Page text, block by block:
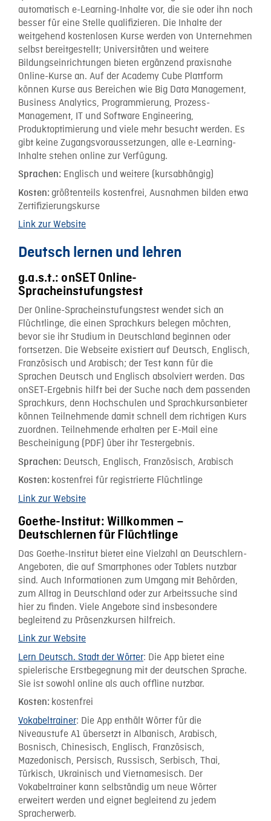
automatisch e-Learning-Inhalte vor, die sie oder ihn noch
besser für eine Stelle qualifizieren. Die Inhalte der
weitgehend kostenlosen Kurse werden von Unternehmen
selbst bereitgestellt; Universitäten und weitere
Bildungseinrichtungen bieten ergänzend praxisnahe
Online-Kurse an. Auf der Academy Cube Plattform
können Kurse aus Bereichen wie Big Data Management,
Business Analytics, Programmierung, Prozess-
Management, IT und Software Engineering,
Produktoptimierung und viele mehr besucht werden. Es
gibt keine Zugangsvoraussetzungen, alle e-Learning-
Inhalte stehen online zur Verfügung.
Sprachen: Englisch und weitere (kursabhängig)
Kosten: größtenteils kostenfrei, Ausnahmen bilden etwa
Zertifizierungskurse
Link zur Website
Deutsch lernen und lehren
g.a.s.t.: onSET Online-
Spracheinstufungstest
Der Online-Spracheinstufungstest wendet sich an
Flüchtlinge, die einen Sprachkurs belegen möchten,
bevor sie ihr Studium in Deutschland beginnen oder
fortsetzen. Die Webseite existiert auf Deutsch, Englisch,
Französisch und Arabisch; der Test kann für die
Sprachen Deutsch und Englisch absolviert werden. Das
onSET-Ergebnis hilft bei der Suche nach dem passenden
Sprachkurs, denn Hochschulen und Sprachkursanbieter
können Teilnehmende damit schnell dem richtigen Kurs
zuordnen. Teilnehmende erhalten per E-Mail eine
Bescheinigung (PDF) über ihr Testergebnis.
Sprachen: Deutsch, Englisch, Französisch, Arabisch
Kosten: kostenfrei für registrierte Flüchtlinge
Link zur Website
Goethe-Institut: Willkommen –
Deutschlernen für Flüchtlinge
Das Goethe-Institut bietet eine Vielzahl an Deutschlern-
Angeboten, die auf Smartphones oder Tablets nutzbar
sind. Auch Informationen zum Umgang mit Behörden,
zum Alltag in Deutschland oder zur Arbeitssuche sind
hier zu finden. Viele Angebote sind insbesondere
begleitend zu Präsenzkursen hilfreich.
Link zur Website
Lern Deutsch. Stadt der Wörter: Die App bietet eine
spielerische Erstbegegnung mit der deutschen Sprache.
Sie ist sowohl online als auch offline nutzbar.
Kosten: kostenfrei
Vokabeltrainer: Die App enthält Wörter für die
Niveaustufe A1 übersetzt in Albanisch, Arabisch,
Bosnisch, Chinesisch, Englisch, Französisch,
Mazedonisch, Persisch, Russisch, Serbisch, Thai,
Türkisch, Ukrainisch und Vietnamesisch. Der
Vokabeltrainer kann selbständig um neue Wörter
erweitert werden und eignet begleitend zu jedem
Spracherwerb.